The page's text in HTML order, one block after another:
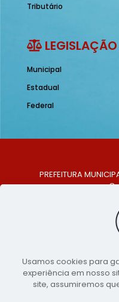
Tributário
LEGISLAÇÃO
Municipal
Estadual
Federal
PREFEITURA
Centro, São Bento
E-MAIL:
Copyright 2021-2026 -
Prefeitura de
Usamos cookies para
experiência em nosso
site, assumiremos